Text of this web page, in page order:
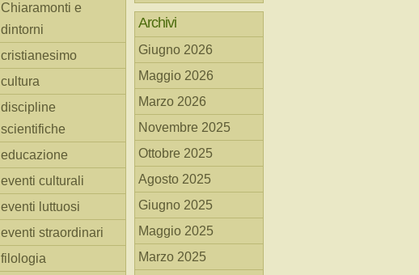
Chiaramonti e
dintorni
cristianesimo
cultura
discipline
scientifiche
educazione
eventi culturali
eventi luttuosi
eventi straordinari
filologia
Archivi
Giugno 2026
Maggio 2026
Marzo 2026
Novembre 2025
Ottobre 2025
Agosto 2025
Giugno 2025
Maggio 2025
Marzo 2025